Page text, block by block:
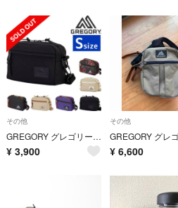
その他
GREGORY グレゴリー PADDED SHOULDER POUCH M パ…
¥ 3,900
その他
¥ 6,600